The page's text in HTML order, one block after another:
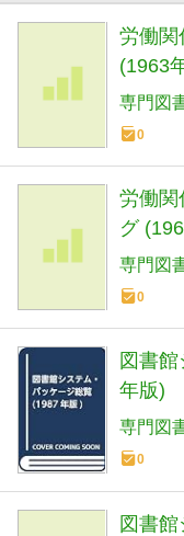
労働関
(1963
専門図
0
労働
グ
専門図
0
図書
年版)
専門図
0
図書